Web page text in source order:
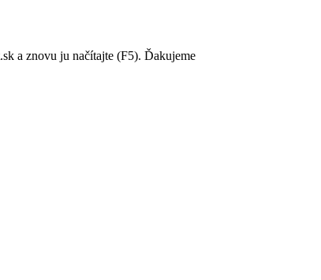
a znovu ju načítajte (F5). Ďakujeme